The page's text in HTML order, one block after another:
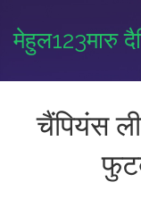
मेहुल123मारु
चैंपियंस